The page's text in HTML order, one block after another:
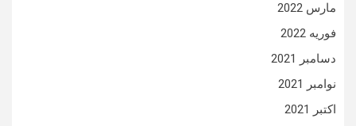
مارس 2022
فوریه 2022
دسامبر 2021
نوامبر 2021
اکتبر 2021